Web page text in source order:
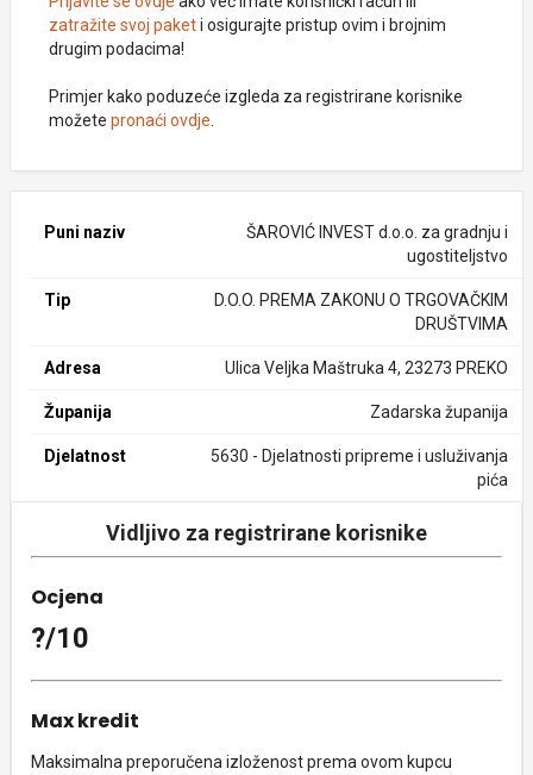
zatražite svoj paketi osigurajte pristup ovim i brojnim
drugim podacima!
Primjer kako poduzeće izgleda za registrirane korisnike
možete pronaći ovdje
Puni naziv
ŠAROVIĆ INVEST d.o.o. za gradnju i
ugostiteljstvo
Tip
D.O.O. PREMA ZAKONU O TRGOVAČKIM
DRUŠTVIMA
Adresa Ulica Veljka Maštruka 4, 23273 PREKO
Županija Zadarska županija
Djelatnost
5630 - Djelatnosti pripreme i usluživanja
pića
Vidljivo za registrirane korisnike
Ocjena
?/10
Max kredit
Maksimalna preporučena izloženost prema ovom kupcu